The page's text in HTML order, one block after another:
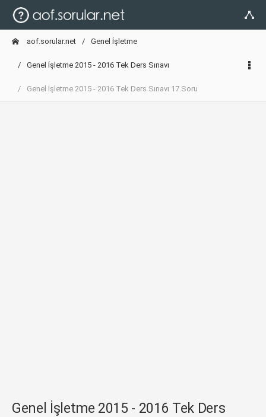
aof.sorular.net Genel İşletme
Genel İşletme 2015 - 2016 Tek Ders Sınavı
Genel İşletme 2015 - 2016 Tek Ders Sınavı 17.Soru
Genel İşletme 2015 - 2016 Tek Ders